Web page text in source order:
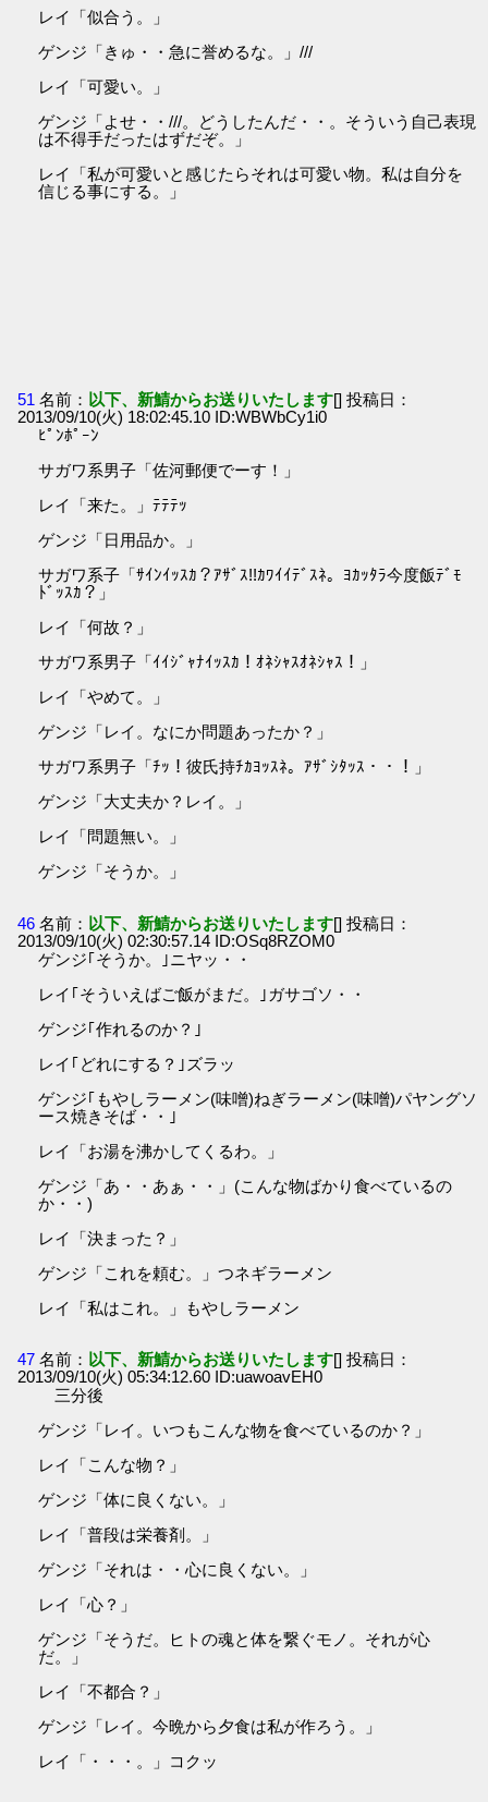
レイ「似合う。」
ゲンジ「きゅ・・急に誉めるな。」///
レイ「可愛い。」
ゲンジ「よせ・・///。どうしたんだ・・。そういう自己表現
は不得手だったはずだぞ。」
レイ「私が可愛いと感じたらそれは可愛い物。私は自分を
信じる事にする。」
51 名前： 以下、新鯖からお送りいたします[] 投稿日：
2013/09/10(火) 18:02:45.10 ID:WBWbCy1i0
ﾋﾟﾝﾎﾟｰﾝ
サガワ系男子「佐河郵便でーす！」
レイ「来た。」ﾃﾃﾃｯ
ゲンジ「日用品か。」
サガワ系子「ｻｲﾝｲｯｽｶ？ｱｻﾞｽ!!ｶﾜｲｲﾃﾞｽﾈ。ﾖｶｯﾀﾗ今度飯ﾃﾞﾓ
ﾄﾞｯｽｶ？」
レイ「何故？」
サガワ系男子「ｲｲｼﾞｬﾅｲｯｽｶ！ｵﾈｼｬｽｵﾈｼｬｽ！」
レイ「やめて。」
ゲンジ「レイ。なにか問題あったか？」
サガワ系男子「ﾁｯ！彼氏持ﾁｶﾖｯｽﾈ。ｱｻﾞｼﾀｯｽ・・！」
ゲンジ「大丈夫か？レイ。」
レイ「問題無い。」
ゲンジ「そうか。」
46 名前： 以下、新鯖からお送りいたします[] 投稿日：
2013/09/10(火) 02:30:57.14 ID:OSq8RZOM0
ゲンジ｢そうか。｣ニヤッ・・
レイ｢そういえばご飯がまだ。｣ガサゴソ・・
ゲンジ｢作れるのか？｣
レイ｢どれにする？｣ズラッ
ゲンジ｢もやしラーメン(味噌)ねぎラーメン(味噌)パヤングソ
ース焼きそば・・｣
レイ「お湯を沸かしてくるわ。」
ゲンジ「あ・・あぁ・・」(こんな物ばかり食べているの
か・・)
レイ「決まった？」
ゲンジ「これを頼む。」つネギラーメン
レイ「私はこれ。」もやしラーメン
47 名前： 以下、新鯖からお送りいたします[] 投稿日：
2013/09/10(火) 05:34:12.60 ID:uawoavEH0
三分後
ゲンジ「レイ。いつもこんな物を食べているのか？」
レイ「こんな物？」
ゲンジ「体に良くない。」
レイ「普段は栄養剤。」
ゲンジ「それは・・心に良くない。」
レイ「心？」
ゲンジ「そうだ。ヒトの魂と体を繋ぐモノ。それが心
だ。」
レイ「不都合？」
ゲンジ「レイ。今晩から夕食は私が作ろう。」
レイ「・・・。」コクッ